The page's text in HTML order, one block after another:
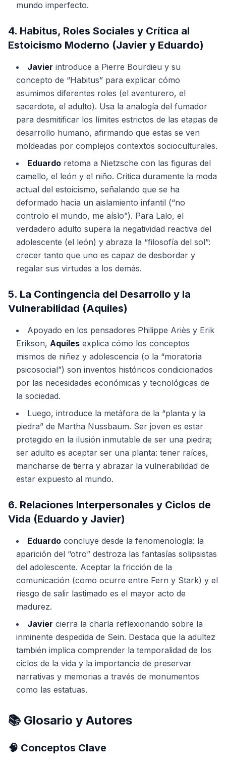
mundo imperfecto.
4. Habitus, Roles Sociales y Crítica al
Estoicismo Moderno (Javier y Eduardo)
Javier introduce a Pierre Bourdieu y su
concepto de “Habitus” para explicar cómo
asumimos diferentes roles (el aventurero, el
sacerdote, el adulto). Usa la analogía del fumador
para desmitificar los límites estrictos de las etapas de
desarrollo humano, afirmando que estas se ven
moldeadas por complejos contextos socioculturales.
Eduardo retoma a Nietzsche con las figuras del
camello, el león y el niño. Critica duramente la moda
actual del estoicismo, señalando que se ha
deformado hacia un aislamiento infantil (“no
controlo el mundo, me aíslo”). Para Lalo, el
verdadero adulto supera la negatividad reactiva del
adolescente (el león) y abraza la “filosofía del sol”:
crecer tanto que uno es capaz de desbordar y
regalar sus virtudes a los demás.
5. La Contingencia del Desarrollo y la
Vulnerabilidad (Aquiles)
Apoyado en los pensadores Philippe Ariès y Erik
Erikson, Aquiles explica cómo los conceptos
mismos de niñez y adolescencia (o la “moratoria
psicosocial”) son inventos históricos condicionados
por las necesidades económicas y tecnológicas de
la sociedad.
Luego, introduce la metáfora de la “planta y la
piedra” de Martha Nussbaum. Ser joven es estar
protegido en la ilusión inmutable de ser una piedra;
ser adulto es aceptar ser una planta: tener raíces,
mancharse de tierra y abrazar la vulnerabilidad de
estar expuesto al mundo.
6. Relaciones Interpersonales y Ciclos de
Vida (Eduardo y Javier)
Eduardo concluye desde la fenomenología: la
aparición del “otro” destroza las fantasías solipsistas
del adolescente. Aceptar la fricción de la
comunicación (como ocurre entre Fern y Stark) y el
riesgo de salir lastimado es el mayor acto de
madurez.
Javier cierra la charla reflexionando sobre la
inminente despedida de Sein. Destaca que la adultez
también implica comprender la temporalidad de los
ciclos de la vida y la importancia de preservar
narrativas y memorias a través de monumentos
como las estatuas.
📚 Glosario y Autores
🧠 Conceptos Clave